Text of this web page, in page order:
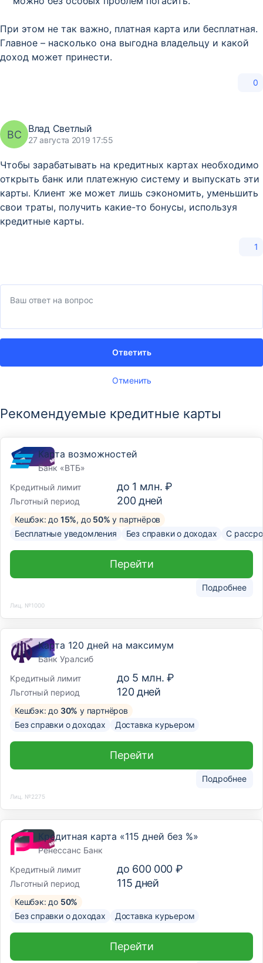
При этом не так важно, платная карта или бесплатная.
Главное – насколько она выгодна владельцу и какой
доход может принести.
0
ВС Влад Светлый
27 августа 2019 17:55
Чтобы зарабатывать на кредитных картах необходимо
открыть банк или платежную систему и выпускать эти
карты. Клиент же может лишь сэкономить, уменьшить
свои траты, получить какие-то бонусы, используя
кредитные карты.
1
Отменить
Ответить
Рекомендуемые кредитные карты
Карта возможностей
Банк «ВТБ»
Кредитный лимит
до 1 млн. ₽
Льготный период 200дней
Кешбэк: до 15%, до 50% у партнёров
Бесплатные уведомления
Без справки о доходах С
Подробнее
Перейти
Лиц. №1000
Карта 120 дней на максимум
Банк Уралсиб
Кредитный лимит
до 5 млн. ₽
Льготный период 120дней
Кешбэк: до 30% у партнёров
Без справки о доходах
Доставка курьером
Подробнее
Перейти
Лиц. №2275
Кредитная карта «115 дней без %»
Ренессанс Банк
Кредитный лимит
до 600 000 ₽
Льготный период 115 дней
Кешбэк: до 50%
Без справки о доходах
Доставка курьером
Перейти